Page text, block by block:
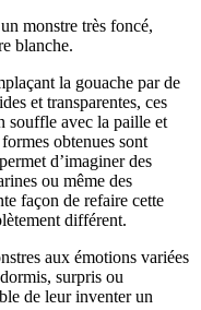
monstre très foncé,
blanche.
la gouache par de
et transparentes, ces
souffle avec la paille et
obtenues sont
d’imaginer des
ou même des
façon de refaire cette
différent.
aux émotions variées
surpris ou
de leur inventer un